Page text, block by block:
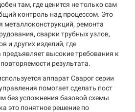
там, где ценится не только сам
контроль над процессом. Это
металлоконструкций, ремонта
сварки трубных узлов,
и других изделий, где
предъявляет высокие требования к
результата.
аппарат Сварог серии
помогает сделать пост
без усложнения базовой схемы
это понятное решение по